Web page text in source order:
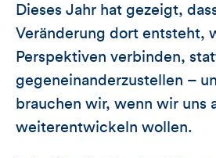
Dieses Jahr hat gezeigt,
Veränderung dort entsteht,
Perspektiven verbinden,
gegeneinanderzustellen –
brauchen wir, wenn wir uns
weiterentwickeln wollen.